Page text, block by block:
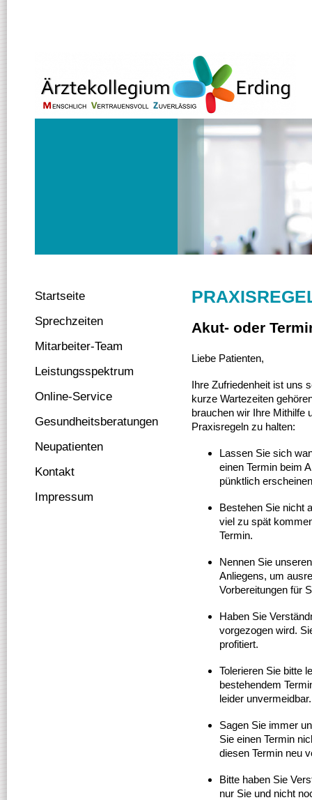
Startseite
Sprechzeiten
Mitarbeiter-Team
Leistungsspektrum
Online-Service
Gesundheitsberatungen
Neupatienten
Kontakt
Impressum
Akut- oder
Liebe Patienten,
Ihre Zufriedenheit ist uns
kurze Wartezeiten
brauchen wir Ihre Mithilfe
Praxisregeln zu halten:
Lassen Sie sich
einen Termin beim
pünktlich
Bestehen Sie nicht
viel zu spät
Termin.
Nennen Sie
Anliegens, um
Vorbereitungen für
Haben Sie
vorgezogen wird.
profitiert.
Tolerieren Sie bitte
bestehendem
leider unvermeidbar.
Sagen Sie immer
Sie einen Termin
diesen Termin neu
Bitte haben Sie
nur Sie und nicht